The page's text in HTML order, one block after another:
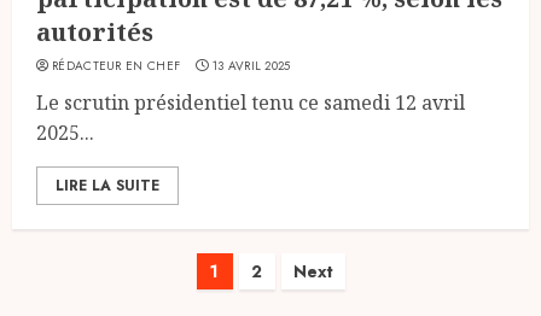
autorités
RÉDACTEUR EN CHEF 13 AVRIL 2025
Le scrutin présidentiel tenu ce samedi 12 avril
2025...
LIRE LA SUITE
Pagination
1 2 Next